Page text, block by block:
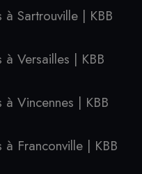
à Sartrouville | KBB
à Versailles | KBB
à Vincennes | KBB
à Franconville | KBB